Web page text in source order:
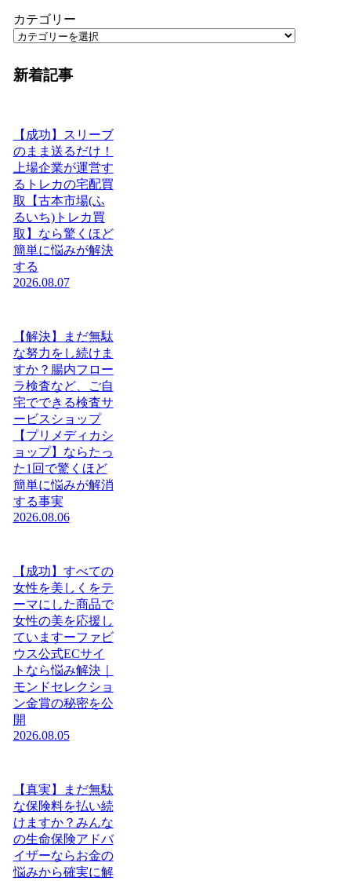
カテゴリー
新着記事
【成功】スリーブ
のまま送るだけ！
上場企業が運営す
るトレカの宅配買
取【古本市場(ふ
るいち)トレカ買
取】なら驚くほど
簡単に悩みが解決
する
2026.08.07
【解決】まだ無駄
な努力をし続けま
すか？腸内フロー
ラ検査など、ご自
宅でできる検査サ
ービスショップ
【プリメディカシ
ョップ】ならたっ
た1回で驚くほど
簡単に悩みが解消
する事実
2026.08.06
【成功】すべての
女性を美しくをテ
ーマにした商品で
女性の美を応援し
ていますーファビ
ウス公式ECサイ
トなら悩み解決｜
モンドセレクショ
ン金賞の秘密を公
開
2026.08.05
【真実】まだ無駄
な保険料を払い続
けますか？みんな
の生命保険アドバ
イザーならお金の
悩みから確実に解